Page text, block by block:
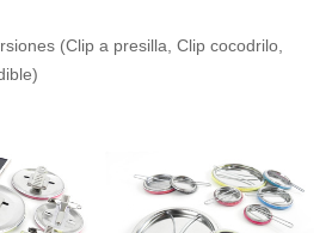
(Clip a presilla, Clip cocodrilo,